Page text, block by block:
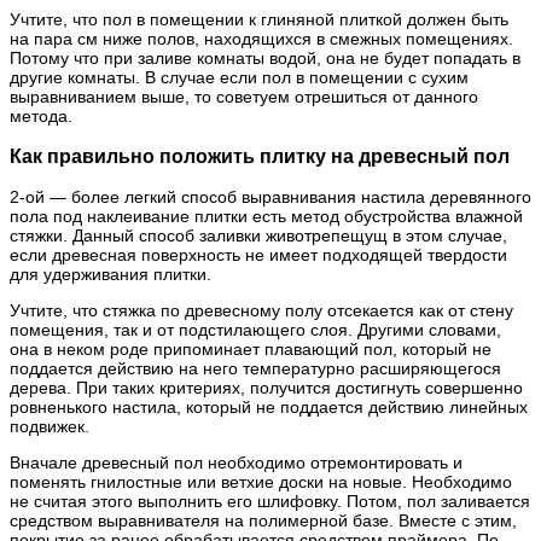
Учтите, что пол в помещении к глиняной плиткой должен быть
на пара см ниже полов, находящихся в смежных помещениях.
Потому что при заливе комнаты водой, она не будет попадать в
другие комнаты. В случае если пол в помещении с сухим
выравниванием выше, то советуем отрешиться от данного
метода.
Как правильно положить плитку на древесный пол
2-ой — более легкий способ выравнивания настила деревянного
пола под наклеивание плитки есть метод обустройства влажной
стяжки. Данный способ заливки животрепещущ в этом случае,
если древесная поверхность не имеет подходящей твердости
для удерживания плитки.
Учтите, что стяжка по древесному полу отсекается как от стену
помещения, так и от подстилающего слоя. Другими словами,
она в неком роде припоминает плавающий пол, который не
поддается действию на него температурно расширяющегося
дерева. При таких критериях, получится достигнуть совершенно
ровненького настила, который не поддается действию линейных
подвижек.
Вначале древесный пол необходимо отремонтировать и
поменять гнилостные или ветхие доски на новые. Необходимо
не считая этого выполнить его шлифовку. Потом, пол заливается
средством выравнивателя на полимерной базе. Вместе с этим,